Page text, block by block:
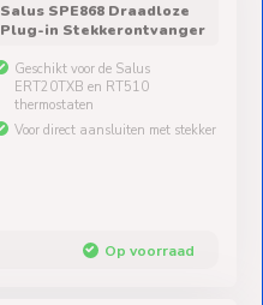
Salus SPE868 Draadloze
Plug-in Stekkerontvanger
Geschikt voor de Salus
ERT20TXB en RT510
thermostaten
Voor direct aansluiten met stekker
Op voorraad